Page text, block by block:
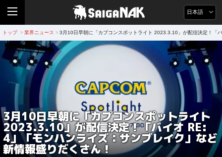
日本語
トップ > 業界ニュース > 3月10日早朝に「カプコンスポットライト 2023.3.10」が配信決定！「
3月10日早朝に「カプコンスポットライト
2023.3.10」が配信決定！「バイオ RE:
4」「モンハンライズ：サンブレイク」など
新情報盛りだくさん！